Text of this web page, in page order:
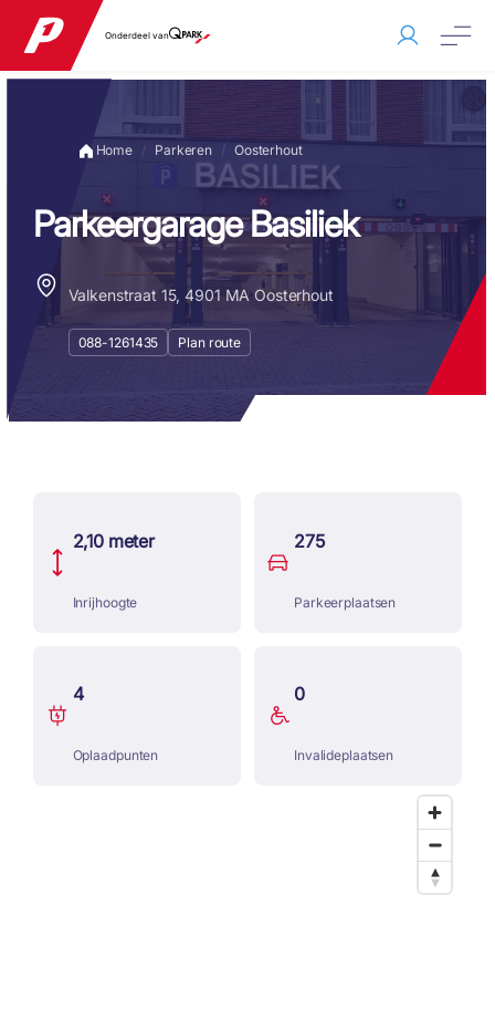
Onderdeel van
Home Parkeren Oosterhout
Parkeergarage Basiliek
Valkenstraat 15, 4901 MA Oosterhout
088-1261435 Plan route
2,10 meter
Inrijhoogte
275
Parkeerplaatsen
4
Oplaadpunten
0
Invalideplaatsen